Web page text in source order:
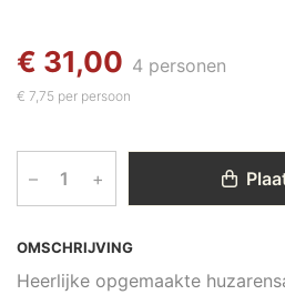
OMSCHRIJVING
Heerlijke opgemaakte
€ 31,00 4 personen
€ 7,75 per persoon
– +